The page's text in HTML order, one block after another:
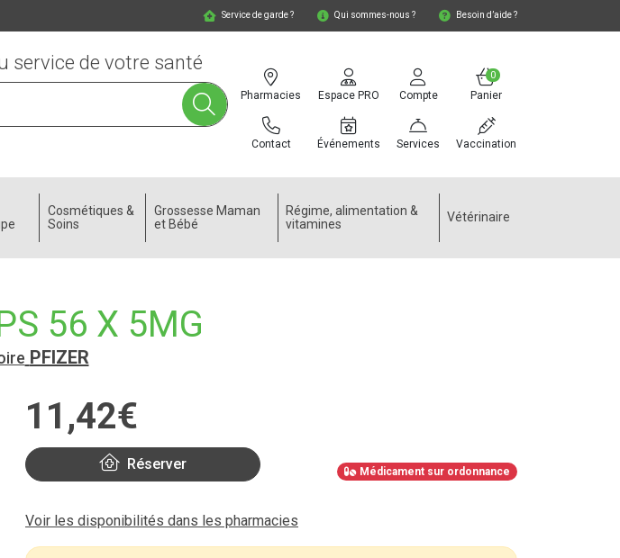
Service de garde ? Qui sommes-nous ? Besoin d’aide ?
Pharmacies
Contact
Espace PRO
Événements
Compte
Services
Panier
0
Vaccination
service de votre santé
Cosmétiques &
Soins
Grossesse Maman
et Bébé
Régime, alimentation &
vitamines
Vétérinaire
56 X 5MG
PFIZER
11 ,42€
Réserver Médicament sur ordonnance
Voir les disponibilités dans les pharmacies